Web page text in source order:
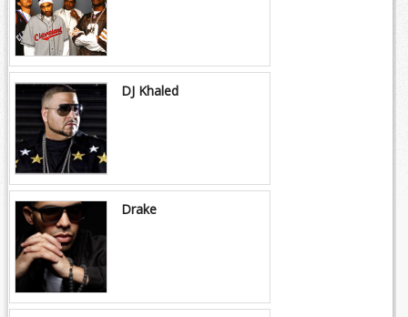
DJ Khaled
Drake